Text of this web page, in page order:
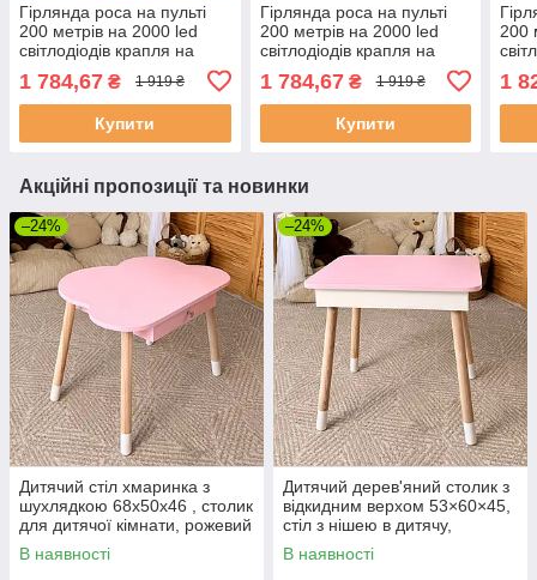
Гірлянда роса на пульті
200 метрів на 2000 led
світлодіодів крапля на
мультиколор
1 784,67 ₴ 1 919 ₴
Купити
Гірлянда роса на пульті
200 метрів на 2000 led
світлодіодів крапля на
1 784,67₴ 1 919 ₴
Купити
200
1
Акційні пропозиції та новинки
–24%
Дитячий стіл хмаринка з
шухлядкою 68х50х46 , столик
для дитячої кімнати, рожевий
В наявності
–24%
Дитячий дерев'яний столик з
відкидним верхом 53×60×45,
стіл з нішею в дитячу,
рожевий
В наявності